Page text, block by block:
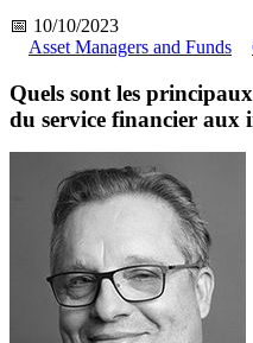
📅 10/10/2023
Asset Managers and Funds
Quels sont les
du service financier aux